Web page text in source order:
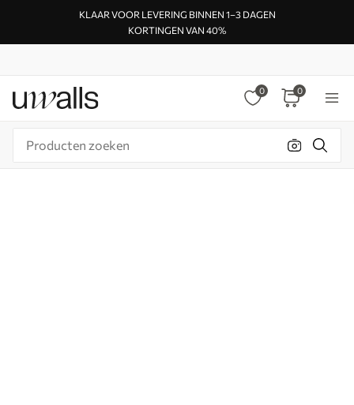
KLAAR VOOR LEVERING BINNEN 1–3 DAGEN
KORTINGEN VAN 40%
0 0